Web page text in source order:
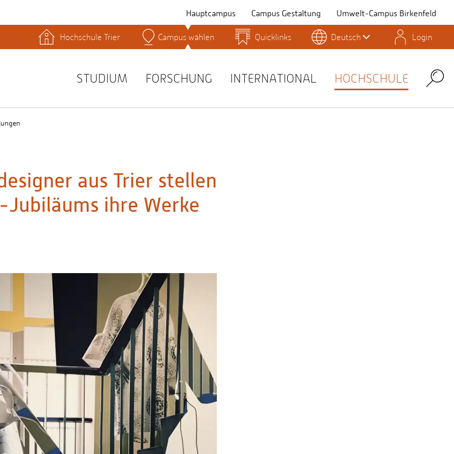
Hauptcampus Campus Gestaltung Umwelt-Campus Birkenfeld
Lernplattformen
Personensuche
Studienservice
Stud.IP
Hochschule Trier Campus wählen Quicklinks Deutsch Login
STUDIUM FORSCHUNG INTERNATIONAL HOCHSCHULE Search
aus Trier stellen
Jubiläums ihre Werke